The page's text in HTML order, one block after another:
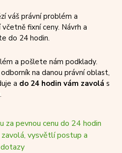
váš právní problém a
fixní ceny. Návrh a
do 24 hodin.
a pošlete nám podklady.
na danou právní oblast,
a do 24 hodin vám zavolá s
za pevnou cenu do 24 hodin
vysvětlí postup a